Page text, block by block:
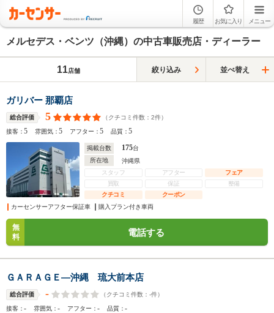
履歴 お気に入り メニュー
メルセデス・ベンツ（沖縄）の中古車販売店・ディーラー
11店舗 絞り込み 並べ替え
ガリバー 那覇店
総合評価 5 （クチコミ件数： 2件）
接客：5 雰囲気：5 アフター：5 品質：5
掲載台数 175台
所在地
沖縄県
スタッフ
アフター
フェア
買取
保証
整備
クチコミ
クーポン
カーセンサーアフター保証車
購入プラン付き車両
無
料
電話する
ＧＡＲＡＧＥ―沖縄 琉大前本店
総合評価 - （クチコミ件数： -件）
接客：- 雰囲気：- アフター：- 品質：-